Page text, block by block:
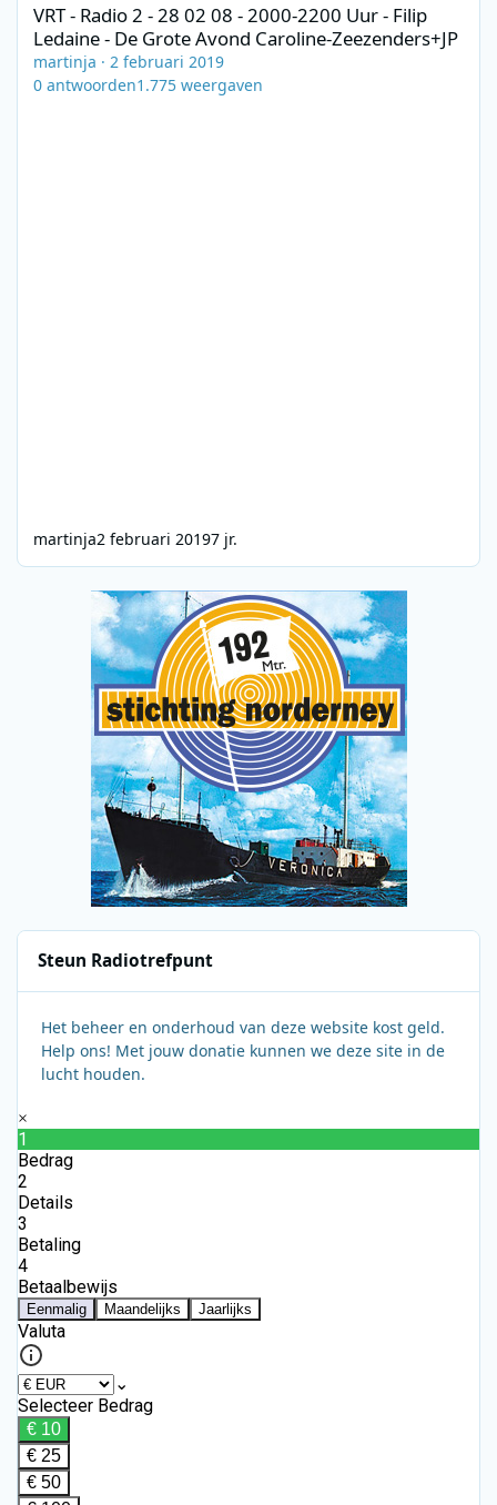
VRT - Radio 2 - 28 02 08 - 2000-2200 Uur - Filip
Ledaine - De Grote Avond Caroline-Zeezenders+JP
martinja · 2 februari 2019
0 antwoorden1.775 weergaven
martinja2 februari 20197 jr.
Steun Radiotrefpunt
Het beheer en onderhoud van deze website kost geld.
Help ons! Met jouw donatie kunnen we deze site in de
lucht houden.